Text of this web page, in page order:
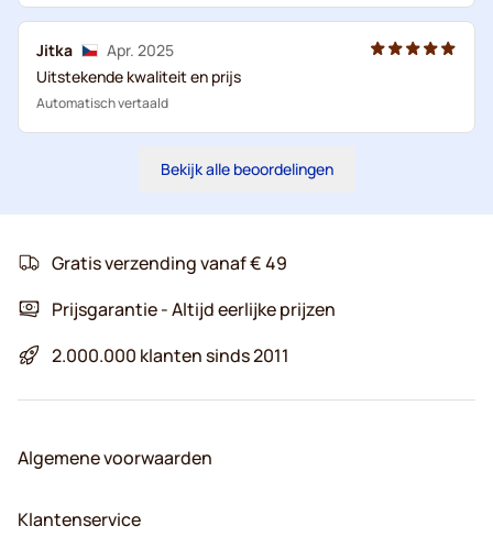
Jitka
Apr. 2025
Uitstekende kwaliteit en prijs
Automatisch vertaald
Bekijk alle beoordelingen
Gratis verzending vanaf € 49
Prijsgarantie - Altijd eerlijke prijzen
2.000.000 klanten sinds 2011
Algemene voorwaarden
Klantenservice